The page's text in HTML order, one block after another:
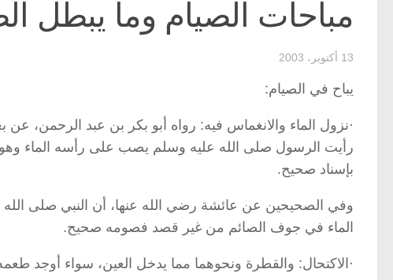
مباحات الصيام وما يبطل
13 أكتوبر، 2003
يباح في الصيام:
·نزول الماء والانغماس فيه: رواه أبو بكر بن عبد الرحمن،
رأيت الرسول صلى الله عليه وسلم يصب على رأسه الماء
بإسناد صحيح.
وفي الصحيحين عن عائشة رضي الله عنها، أن النبي صلى
الماء في جوف الصائم من غير قصد فصومه صحيح.
·الاكتحال: والقطرة ونحوهما مما يدخل العين، سواء أوجد